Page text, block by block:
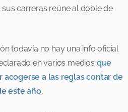
carreras reúne al doble de
todavía no hay una info oficial
en varios medios que
acogerse a las reglas contar de
este año.